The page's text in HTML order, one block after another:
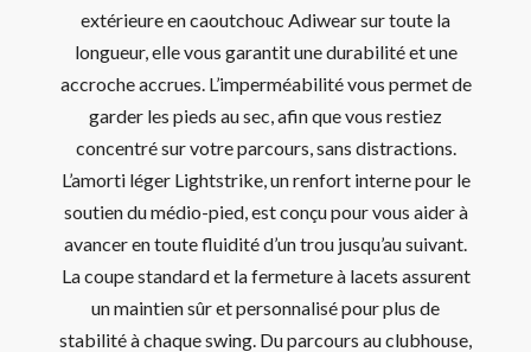
extérieure en caoutchouc Adiwear sur toute la
longueur, elle vous garantit une durabilité et une
accroche accrues. L’imperméabilité vous permet de
garder les pieds au sec, afin que vous restiez
concentré sur votre parcours, sans distractions.
L’amorti léger Lightstrike, un renfort interne pour le
soutien du médio-pied, est conçu pour vous aider à
avancer en toute fluidité d’un trou jusqu’au suivant.
La coupe standard et la fermeture à lacets assurent
un maintien sûr et personnalisé pour plus de
stabilité à chaque swing. Du parcours au clubhouse,